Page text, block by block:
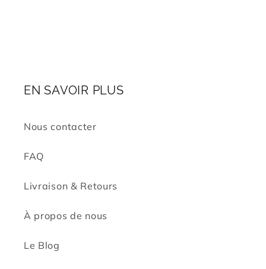
EN SAVOIR PLUS
Nous contacter
FAQ
Livraison & Retours
À propos de nous
Le Blog